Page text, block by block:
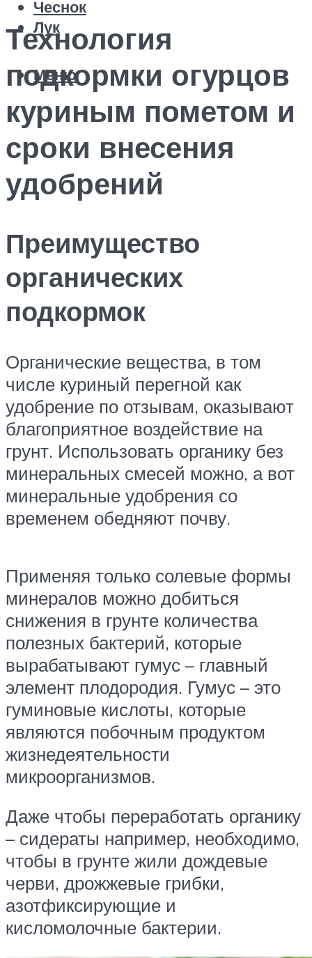
Чеснок
Лук
Меню
Технология
подкормки огурцов
куриным пометом и
сроки внесения
удобрений
Преимущество
органических
подкормок
Органические вещества, в том
числе куриный перегной как
удобрение по отзывам, оказывают
благоприятное воздействие на
грунт. Использовать органику без
минеральных смесей можно, а вот
минеральные удобрения со
временем обедняют почву.
Применяя только солевые формы
минералов можно добиться
снижения в грунте количества
полезных бактерий, которые
вырабатывают гумус – главный
элемент плодородия. Гумус – это
гуминовые кислоты, которые
являются побочным продуктом
жизнедеятельности
микроорганизмов.
Даже чтобы переработать органику
– сидераты например, необходимо,
чтобы в грунте жили дождевые
черви, дрожжевые грибки,
азотфиксирующие и
кисломолочные бактерии.